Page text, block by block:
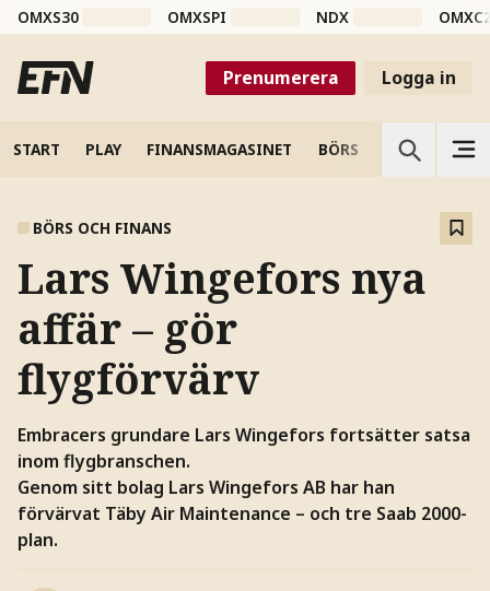
OMXS30 OMXSPI NDX
Prenumerera Logga in
START PLAY FINANSMAGASINET BÖRS VETENSKAP
BÖRS OCH FINANS
Lars Wingefors nya
affär – gör
flygförvärv
Embracers grundare Lars Wingefors fortsätter satsa
inom flygbranschen.
Genom sitt bolag Lars Wingefors AB har han
förvärvat Täby Air Maintenance – och tre Saab 2000-
plan.